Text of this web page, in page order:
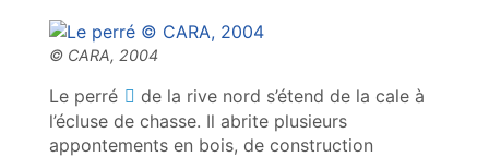
Le perré
de la rive nord s’étend de la cale à
l’écluse de chasse. Il abrite plusieurs
appontements en bois, de construction